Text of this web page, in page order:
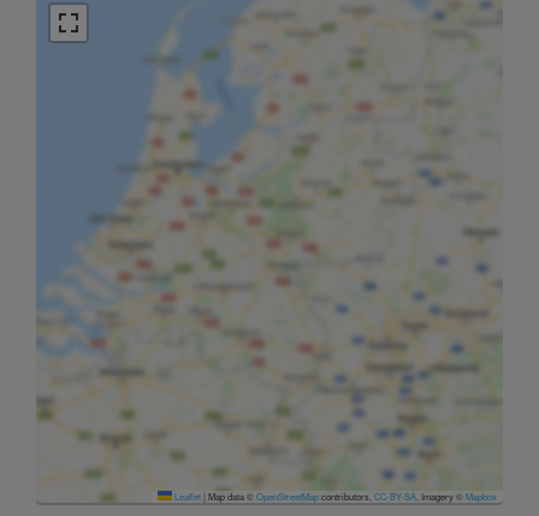
Leaflet|Map data ©OpenStreetMapcontributors,CC-BY-SA, Imagery ©Mapbox